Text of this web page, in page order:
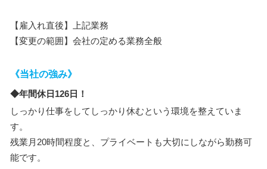
【雇入れ直後】上記業務
【変更の範囲】会社の定める業務全般
《当社の強み》
◆年間休日126日！
しっかり仕事をしてしっかり休むという環境を整えていま
す。
残業月20時間程度と、プライベートも大切にしながら勤務可
能です。